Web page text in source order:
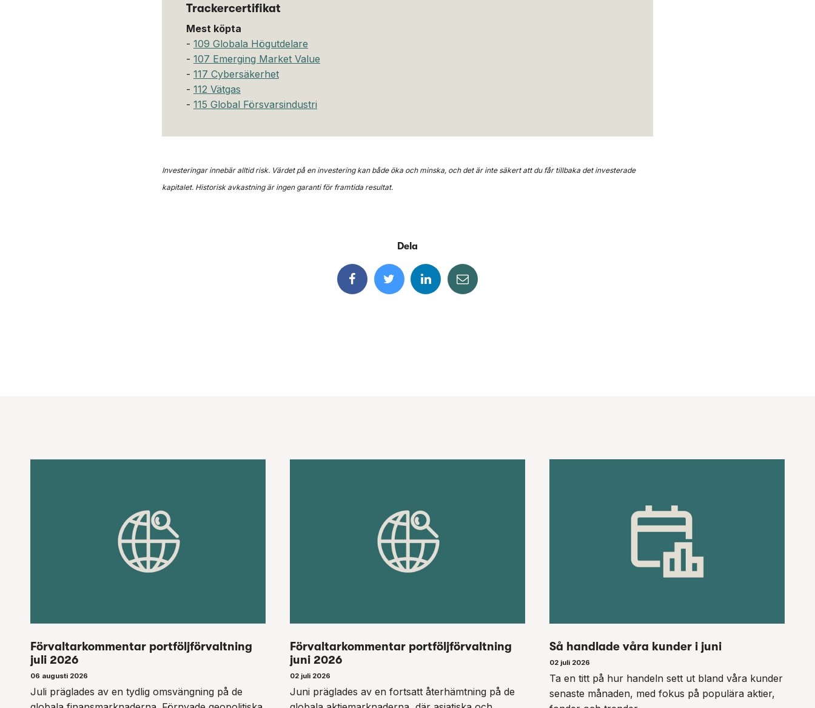
Trackercertifikat
Mest köpta
- 109 Globala Högutdelare
- 107 Emerging Market Value
- 117 Cybersäkerhet
- 112 Vätgas
- 115 Global Försvarsindustri
Investeringar innebär alltid risk. Värdet på en investering kan både öka och minska, och det är inte säkert att du får tillbaka det investerade
kapitalet. Historisk avkastning är ingen garanti för framtida resultat.
Dela
Förvaltarkommentar portföljförvaltning
juli 2026
06 augusti 2026
Juli präglades av en tydlig omsvängning på de
Förvaltarkommentar portföljförvaltning
juni 2026
02 juli 2026
Juni präglades av en fortsatt återhämtning på de
Så handlade våra kunder i juni
02 juli 2026
Ta en titt på hur handeln sett ut bland våra kunder
senaste månaden, med fokus på populära aktier,